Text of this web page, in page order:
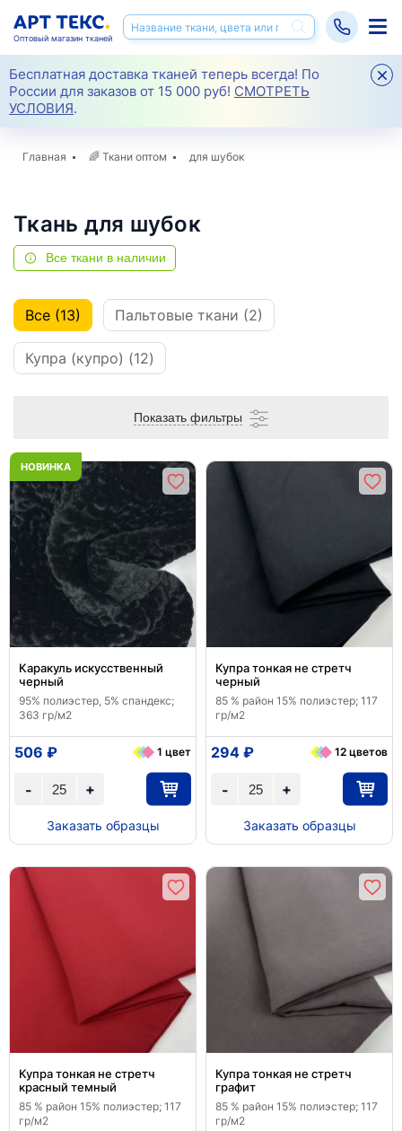
Бесплатная доставка тканей теперь всегда! По
России для заказов от 15 000 руб! СМОТРЕТЬ
УСЛОВИЯ.
Оптовый магазин тканей
Главная 🌈 Ткани оптом для шубок
Ткань для шубок
Все ткани в наличии
Все (13) Пальтовые ткани (2)
Купра (купро) (12)
Показать фильтры
НОВИНКА
Каракуль искусственный
черный
95% полиэстер, 5% спандекс;
363 гр/м2
+
-
506 ₽ 1 цвет
Заказать образцы
Купра тонкая не стретч
черный
85 % район 15% полиэстер; 117
гр/м2
+
-
294 ₽ 12 цветов
Заказать образцы
Купра тонкая не стретч
красный темный
85 % район 15% полиэстер; 117
гр/м2
Купра тонкая не стретч
графит
85 % район 15% полиэстер; 117
гр/м2